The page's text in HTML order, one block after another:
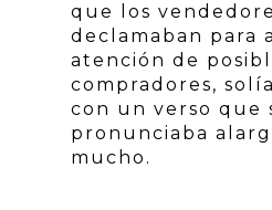
que los
declamaban para
atención de
compradores,
con un verso que
pronunciaba
mucho.